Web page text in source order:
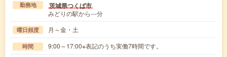
勤務地 茨城県つくば市
みどりの駅から---分
曜日頻度 月～金・土
時間 9:00～17:00※表記のうち実働7時間です。